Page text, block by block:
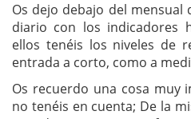
Os dejo debajo del mensual
diario con los indicadores
ellos tenéis los niveles de
entrada a corto, como a
Os recuerdo una cosa muy
no tenéis en cuenta; De la